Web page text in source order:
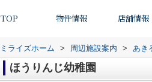
TOP 物件情報 店舗情報
ミライズホーム > 周辺施設案内 > あき
ほうりんじ幼稚園